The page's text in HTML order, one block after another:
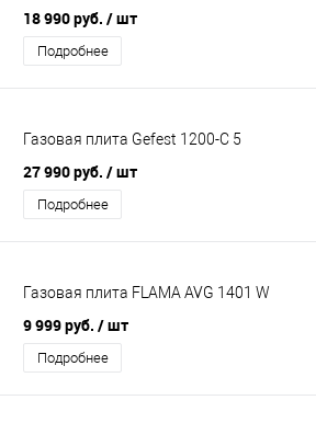
18 990 руб. / шт
Подробнее
Газовая плита Gefest 1200-С 5
27 990 руб. / шт
Подробнее
Газовая плита FLAMA AVG 1401 W
9 999 руб. / шт
Подробнее